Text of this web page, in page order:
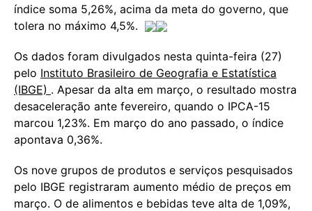
índice soma 5,26%, acima da meta do governo, que
tolera no máximo 4,5%.
Os dados foram divulgados nesta quinta-feira (27)
pelo Instituto Brasileiro de Geografia e Estatística
(IBGE) . Apesar da alta em março, o resultado mostra
desaceleração ante fevereiro, quando o IPCA-15
marcou 1,23%. Em março do ano passado, o índice
apontava 0,36%.
Os nove grupos de produtos e serviços pesquisados
pelo IBGE registraram aumento médio de preços em
março. O de alimentos e bebidas teve alta de 1,09%,